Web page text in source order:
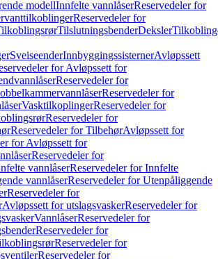
modellInnfelte vannlåserReservedeler for
Reservedeler for
TilslutningsbenderDeksler
SveiseenderInnbyggingssisternerAvløpssett
for Avløpssett for
Reservedeler for
Reservedeler for
VasktilkoplingerReservedeler for
Reservedeler for
Reservedeler for TilbehørAvløpssett for
for Avløpssett for
Reservedeler for
vannlåserReservedeler for Innfelte
vannlåserReservedeler for Utenpåliggende
Reservedeler for
Avløpssett for utslagsvaskerReservedeler for
VannlåserReservedeler for
Reservedeler for
Reservedeler for
Reservedeler for